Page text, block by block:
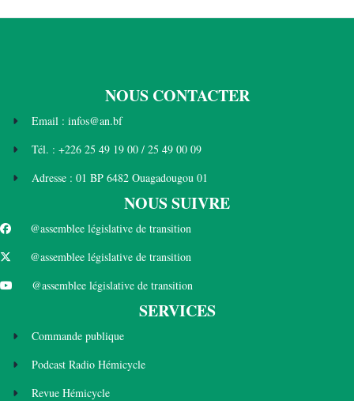
NOUS CONTACTER
Email : infos@an.bf
Tél. : +226 25 49 19 00 / 25 49 00 09
Adresse : 01 BP 6482 Ouagadougou 01
NOUS SUIVRE
@assemblee législative de transition
@assemblee législative de transition
@assemblee législative de transition
SERVICES
Commande publique
Podcast Radio Hémicycle
Revue Hémicycle